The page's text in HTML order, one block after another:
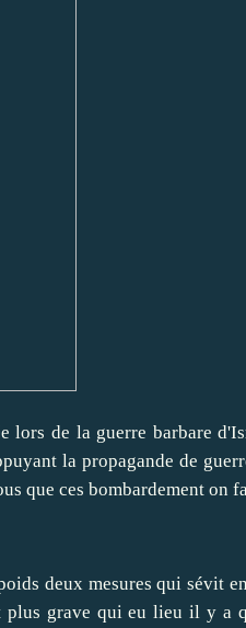
lors de la guerre barbare
la propagande de
que ces bombardement on
deux mesures qui sévit
grave qui eu lieu il y a